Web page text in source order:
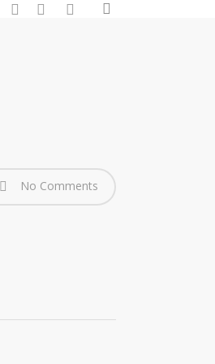
facebookyoutubeinstagram
No Comments